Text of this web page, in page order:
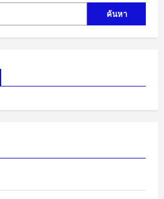
ค้นหา